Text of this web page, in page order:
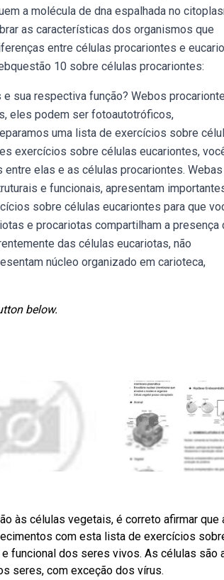
a molécula de dna espalhada no
as características dos organismos que
entre células procariontes e
10 sobre células procariontes:
sua respectiva função? Webos
eles podem ser fotoautotróficos,
uma lista de exercícios sobre
exercícios sobre células eucariontes,
elas e as células procariontes. Webas
e funcionais, apresentam
sobre células eucariontes para que
e procariotas compartilham a presença
das células eucariotas, não
núcleo organizado em carioteca,
below.
às células vegetais, é correto afirmar que
com esta lista de exercícios
funcional dos seres vivos. As células são
seres, com exceção dos vírus.